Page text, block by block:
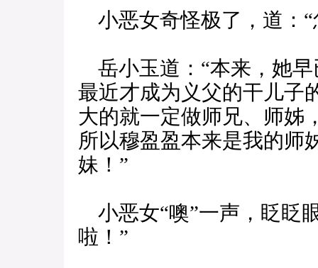
小恶女奇怪极了，道：“
岳小玉道：“本来，她
最近才成为义父的干儿子
大的就一定做师兄、师姊
所以穆盈盈本来是我的师
妹！”
小恶女“噢”一声，眨眨
啦！”